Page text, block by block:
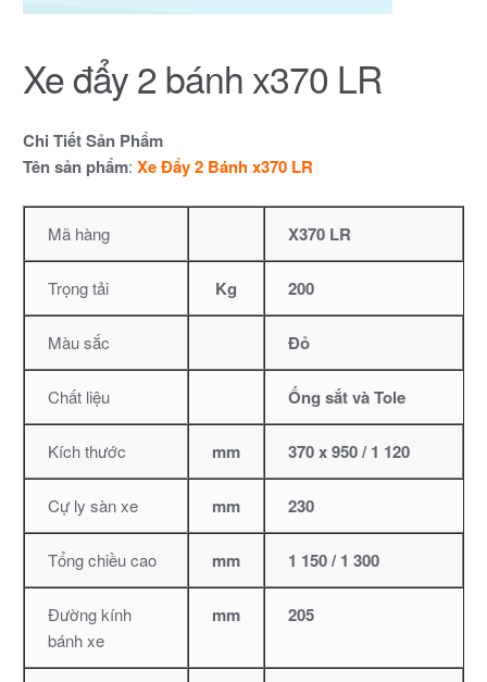
Xe đẩy 2 bánh x370 LR
Chi Tiết Sản Phẩm
Tên sản phẩm: Xe Đẩy 2 Bánh x370 LR
Mã hàng X370 LR
Trọng tải Kg 200
Màu sắc Đỏ
Chất liệu Ống sắt và Tole
Kích thước mm 370 x 950 / 1 120
Cự ly sàn xe mm 230
Tổng chiều cao mm 1 150 / 1 300
Đường kính
bánh xe
mm 205